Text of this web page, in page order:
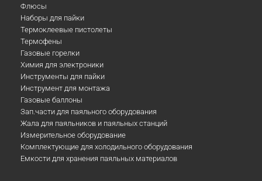
Флюсы
Наборы для пайки
Термоклеевые пистолеты
Термофены
Газовые горелки
Химия для электроники
Инструменты для пайки
Инструмент для монтажа
Газовые баллоны
Зап.части для паяльного оборудования
Жала для паяльников и паяльных станций
Измерительное оборудование
Комплектующие для холодильного оборудования
Емкости для хранения паяльных материалов